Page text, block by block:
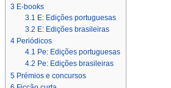
3 E-books
3.1 E: Edições portuguesas
3.2 E: Edições brasileiras
4 Periódicos
4.1 Pe: Edições portuguesas
4.2 Pe: Edições brasileiras
5 Prémios e concursos